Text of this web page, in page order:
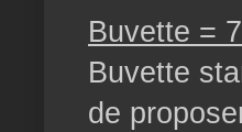
Buvette =
Buvette
de